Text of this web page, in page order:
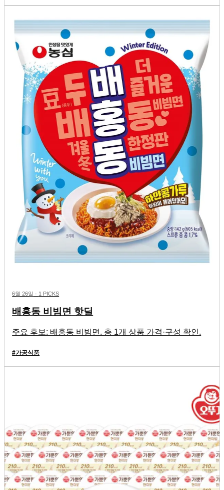
6월 26일 · 1 PICKS
배홍동 비빔면 핫딜
주요 후보: 배홍동 비빔면. 총 1개 상품 가격·구성 확인.
#가공식품